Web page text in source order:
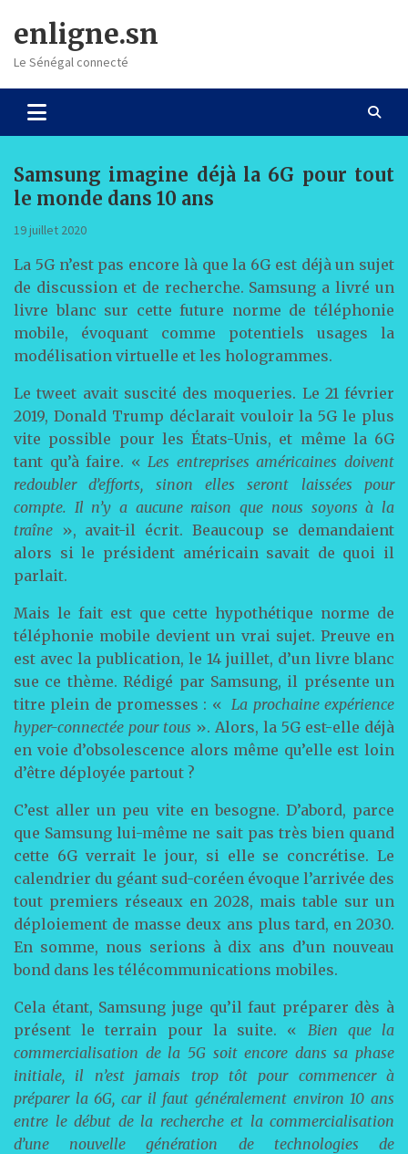
content
enligne.sn
Le Sénégal connecté
Samsung imagine déjà la 6G pour tout
le monde dans 10 ans
19 juillet 2020
La 5G n’est pas encore là que la 6G est déjà un sujet
de discussion et de recherche. Samsung a livré un
livre blanc sur cette future norme de téléphonie
mobile, évoquant comme potentiels usages la
modélisation virtuelle et les hologrammes.
Le tweet avait suscité des moqueries. Le 21 février
2019, Donald Trump déclarait vouloir la 5G le plus
vite possible pour les États-Unis, et même la 6G
tant qu’à faire. «Les entreprises américaines doivent
redoubler d’efforts, sinon elles seront laissées pour
compte. Il n’y a aucune raison que nous soyons à la
traîne », avait-il écrit. Beaucoup se demandaient
alors si le président américain savait de quoi il
parlait.
Mais le fait est que cette hypothétique norme de
téléphonie mobile devient un vrai sujet. Preuve en
est avec la publication, le 14 juillet, d’un livre blanc
sue ce thème. Rédigé par Samsung, il présente un
titre plein de promesses : « La prochaine expérience
hyper-connectée pour tous ». Alors, la 5G est-elle déjà
en voie d’obsolescence alors même qu’elle est loin
d’être déployée partout ?
C’est aller un peu vite en besogne. D’abord, parce
que Samsung lui-même ne sait pas très bien quand
cette 6G verrait le jour, si elle se concrétise. Le
calendrier du géant sud-coréen évoque l’arrivée des
tout premiers réseaux en 2028, mais table sur un
déploiement de masse deux ans plus tard, en 2030.
En somme, nous serions à dix ans d’un nouveau
bond dans les télécommunications mobiles.
Cela étant, Samsung juge qu’il faut préparer dès à
présent le terrain pour la suite. « Bien que la
commercialisation de la 5G soit encore dans sa phase
initiale, il n’est jamais trop tôt pour commencer à
préparer la 6G, car il faut généralement environ 10 ans
entre le début de la recherche et la commercialisation
d’une nouvelle génération de technologies de